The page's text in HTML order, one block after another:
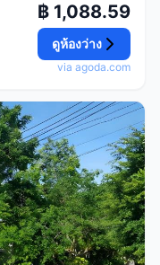
฿ 1,088.59
ดูห้องว่าง
via agoda.com